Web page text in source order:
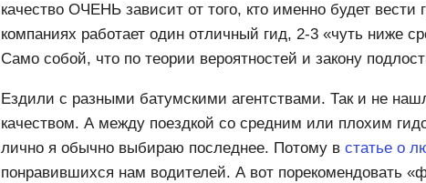
качество ОЧЕНЬ зависит от того, кто именно будет
компаниях работает один отличный гид, 2-3 «чуть ниже
Само собой, что по теории вероятностей и закону
Ездили с разными батумскими агентствами. Так и не
качеством. А между поездкой со средним или плохим
лично я обычно выбираю последнее. Потому в статье о
понравившихся нам водителей. А вот порекомендовать